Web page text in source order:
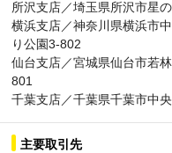
所沢支店／埼玉県所沢市星
横浜支店／神奈川県横浜市
り公園3-802
仙台支店／宮城県仙台市若
801
千葉支店／千葉県千葉市中
主要取引先